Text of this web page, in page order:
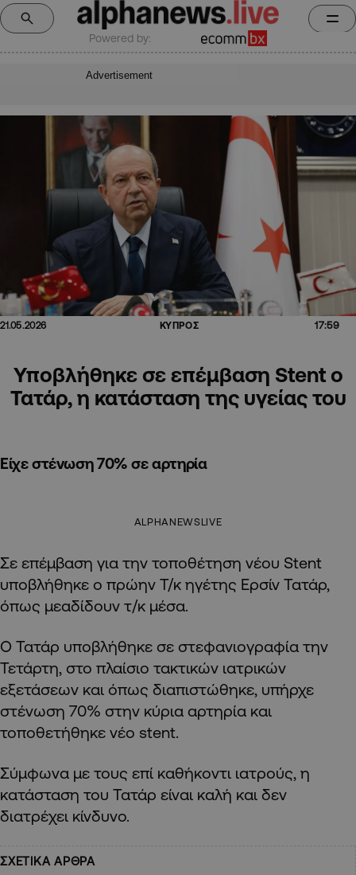
Powered by:
Advertisement
21.05.2026 ΚΥΠΡΟΣ 17:59
Υποβλήθηκε σε επέμβαση Stent ο
Τατάρ, η κατάσταση της υγείας του
Είχε στένωση 70% σε αρτηρία
ALPHANEWSLIVE
Σε επέμβαση για την τοποθέτηση νέου Stent
υποβλήθηκε ο πρώην Τ/κ ηγέτης Ερσίν Τατάρ,
όπως μεαδίδουν τ/κ μέσα.
Ο Τατάρ υποβλήθηκε σε στεφανιογραφία την
Τετάρτη, στο πλαίσιο τακτικών ιατρικών
εξετάσεων και όπως διαπιστώθηκε, υπήρχε
στένωση 70% στην κύρια αρτηρία και
τοποθετήθηκε νέο stent.
Σύμφωνα με τους επί καθήκοντι ιατρούς, η
κατάσταση του Τατάρ είναι καλή και δεν
διατρέχει κίνδυνο.
ΣΧΕΤΙΚΑ ΑΡΘΡΑ